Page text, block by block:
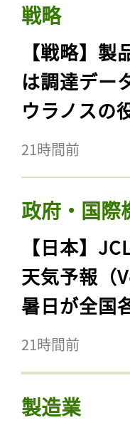
戦略
【戦略】
は調達デー
ウラノスの
21時間前
政府・国際
【日本】
天気予報（
暑日が全国
21時間前
製造業